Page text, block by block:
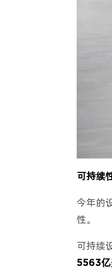
可持续
今年的
性。
可持续
5563亿